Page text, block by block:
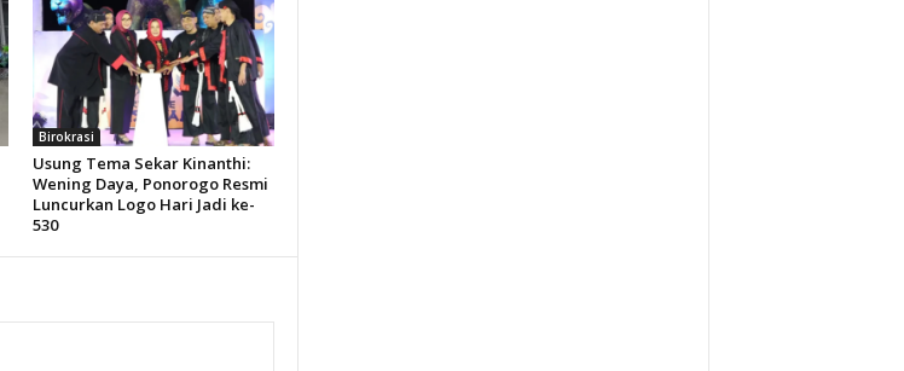
Birokrasi
Usung Tema Sekar Kinanthi:
Wening Daya, Ponorogo Resmi
Luncurkan Logo Hari Jadi ke-
530